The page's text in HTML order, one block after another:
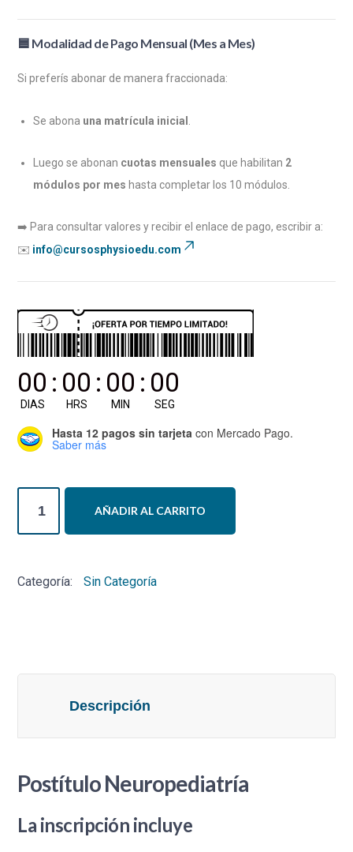
🟦 Modalidad de Pago Mensual (Mes a Mes)
Si preferís abonar de manera fraccionada:
Se abona una matrícula inicial
Luego se abonan cuotas mensuales que habilitan 2
módulos por mes hasta completar los 10 módulos.
➡️ Para consultar valores y recibir el enlace de pago, escribir a:
✉️ info@cursosphysioedu.com
00
DIAS
: 00
HRS
: 00
MIN
: 00
SEG
Hasta 12 pagos sin tarjeta con Mercado Pago.
Saber más
Neuropediatría
AÑADIR AL CARRITO
Categoría: Sin Categoría
Descripción
Postítulo Neuropediatría
La inscripción incluye